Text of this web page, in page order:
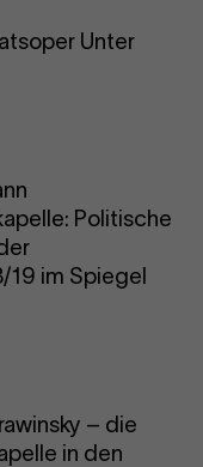
Unter
Politische
19 im Spiegel
– die
in den